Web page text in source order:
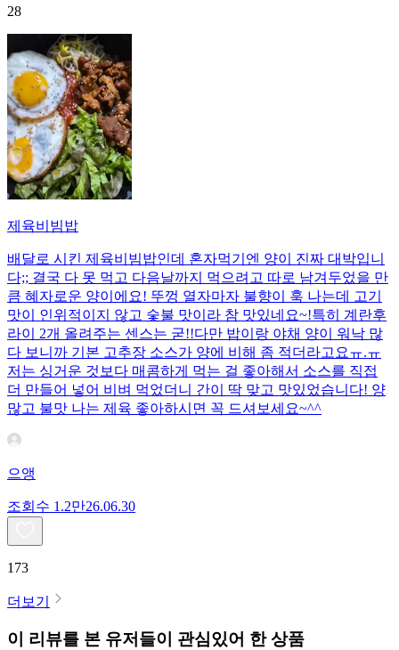
28
제육비빔밥
배달로 시킨 제육비빔밥인데 혼자먹기엔 양이 진짜 대박입니
다;; 결국 다 못 먹고 다음날까지 먹으려고 따로 남겨두었을 만
큼 혜자로운 양이에요! 뚜껑 열자마자 불향이 훅 나는데 고기
맛이 인위적이지 않고 숯불 맛이라 참 맛있네요~!특히 계란후
라이 2개 올려주는 센스는 굳!! ​다만 밥이랑 야채 양이 워낙 많
다 보니까 기본 고추장 소스가 양에 비해 좀 적더라고요ㅠ.ㅠ
저는 싱거운 것보다 매콤하게 먹는 걸 좋아해서 소스를 직접
더 만들어 넣어 비벼 먹었더니 간이 딱 맞고 맛있었습니다! 양
많고 불맛 나는 제육 좋아하시면 꼭 드셔보세요~^^
으앵
조회수 1.2만26.06.30
173
더보기
이 리뷰를 본 유저들이 관심있어 한 상품